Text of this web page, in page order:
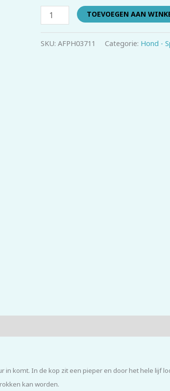
TOEVOEGEN AAN
SKU: AFPH03711 Categorie: Hond -
komt. In de kop zit een pieper en door het hele lijf
kan worden.